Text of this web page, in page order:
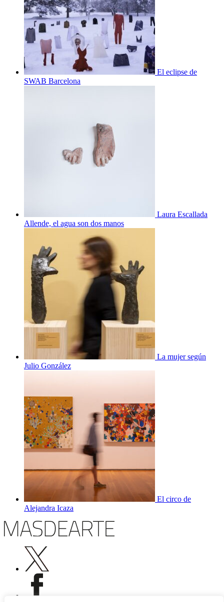
El eclipse de
SWAB Barcelona
Laura Escallada
Allende, el agua son dos manos
La mujer según
Julio González
El circo de
Alejandra Icaza